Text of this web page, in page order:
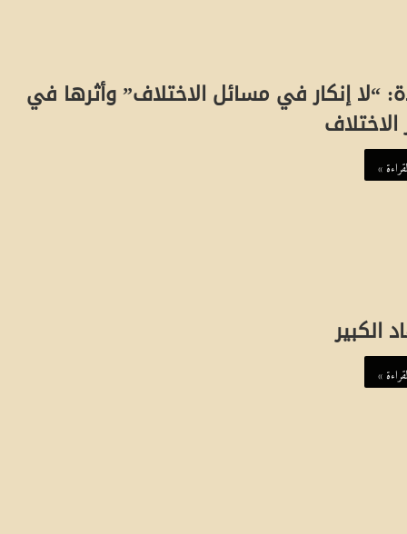
“لا إنكار في مسائل الاختلاف” وأثرها في
الاختلاف
»
الكبير
»
نبذ التعصب
و